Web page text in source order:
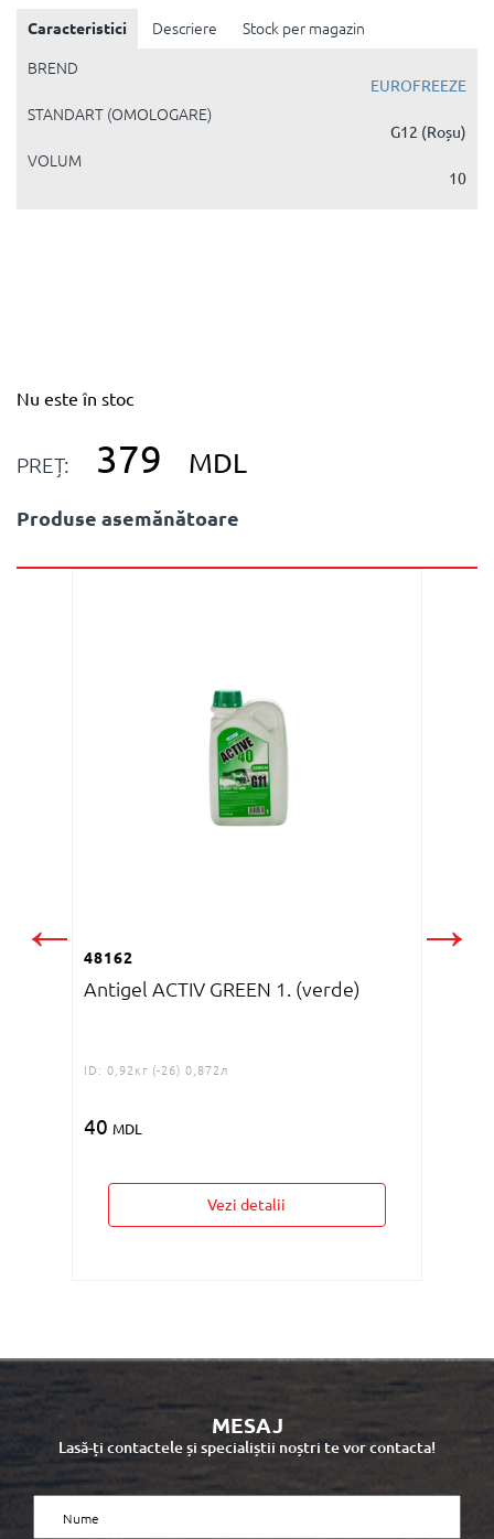
Caracteristici Descriere Stock per magazin
BREND
EUROFREEZE
STANDART (OMOLOGARE)
G12 (Roșu)
VOLUM
10
Nu este în stoc
PREȚ: 379 MDL
Produse asemănătoare
← 48162
Antigel ACTIV GREEN 1. (verde)
ID: 0,92кг (-26) 0,872л
40 MDL
Vezi detalii
→
MESAJ
Lasă-ți contactele și specialiștii noștri te vor contacta!